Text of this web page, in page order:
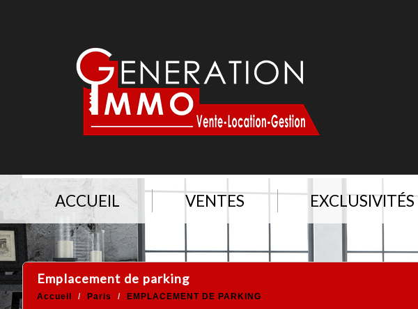
ACCUEIL VENTES EXCLUSIVITÉS
emplacement de parking
Accueil Paris EMPLACEMENT DE PARKING